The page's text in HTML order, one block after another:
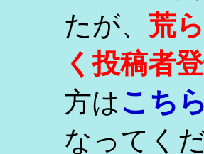
たが、 荒
く投稿者
方はこちら
なってく